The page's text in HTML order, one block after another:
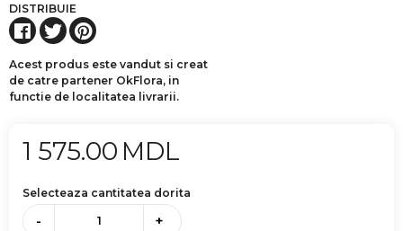
DISTRIBUIE
Acest produs este vandut si creat
de catre partener OkFlora, in
functie de localitatea livrarii.
1 575.00 MDL
Selecteaza cantitatea dorita
- +